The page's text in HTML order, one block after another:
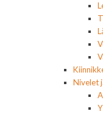
Nivelet